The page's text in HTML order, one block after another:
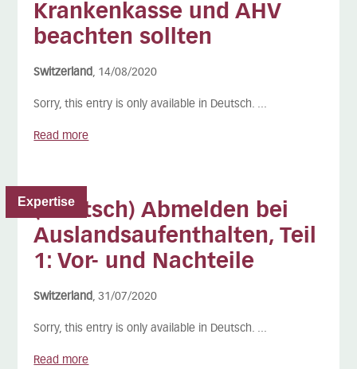
Krankenkasse und AHV
beachten sollten
Switzerland , 14/08/2020
Sorry, this entry is only available in Deutsch. ...
Read more
Expertise
(Deutsch) Abmelden bei
Auslandsaufenthalten, Teil
1: Vor- und Nachteile
Switzerland , 31/07/2020
Sorry, this entry is only available in Deutsch. ...
Read more